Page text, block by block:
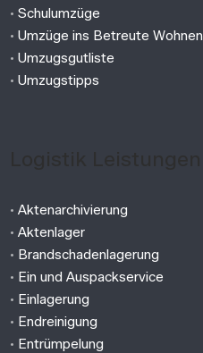
•Schulumzüge
•Umzüge ins Betreute Wohnen
•Umzugsgutliste
•Umzugstipps
•Aktenarchivierung
•Aktenlager
• Brandschadenlagerung
• Ein und Auspackservice
• Einlagerung
• Endreinigung
• Entrümpelung